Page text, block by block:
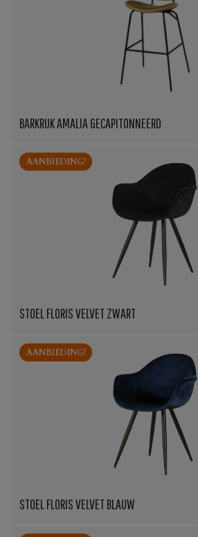
BARKRUK AMALIA GECAPITONNEERD
AANBIEDING!
AANBIEDING!
STOEL FLORIS VELVET ZWART
AANBIEDING!
AANBIEDING!
STOEL FLORIS VELVET BLAUW